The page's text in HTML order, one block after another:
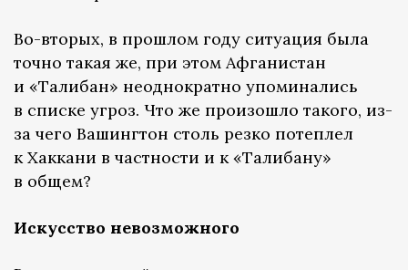
Во-вторых, в прошлом году ситуация была
точно такая же, при этом Афганистан
и «Талибан» неоднократно упоминались
в списке угроз. Что же произошло такого, из-
за чего Вашингтон столь резко потеплел
к Хаккани в частности и к «Талибану»
в общем?
Искусство невозможного